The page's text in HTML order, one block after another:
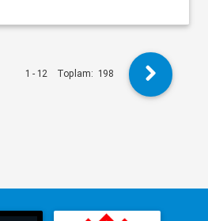
1 - 12 Toplam: 198